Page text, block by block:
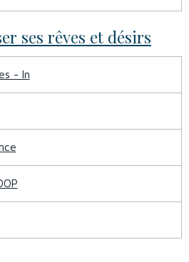
ses rêves et désirs
- In